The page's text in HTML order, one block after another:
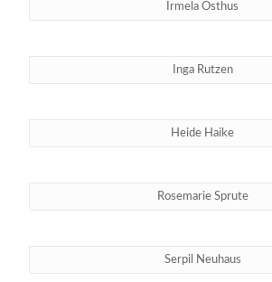
Irmela Osthus
Inga Rutzen
Heide Haike
Rosemarie Sprute
Serpil Neuhaus